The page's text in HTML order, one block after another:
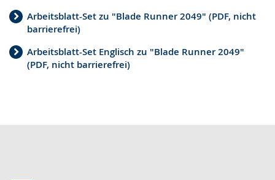
Arbeitsblatt-Set zu "Blade Runner 2049" (PDF, nicht
barrierefrei)
Arbeitsblatt-Set Englisch zu "Blade Runner 2049"
(PDF, nicht barrierefrei)